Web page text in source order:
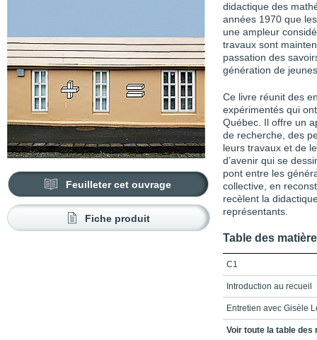
Feuilleter cet ouvrage
Fiche produit
didactique des
années 1970 que
une ampleur
travaux sont
passation des
génération de
Ce livre réunit des
expérimentés qui
Québec. Il offre un
de recherche, des
leurs travaux et de
d’avenir qui se
pont entre les
collective, en
recèlent la
représentants.
Table des
C1
Introduction au recueil
Entretien avec Gisèle
Entretien avec
Voir toute la table des